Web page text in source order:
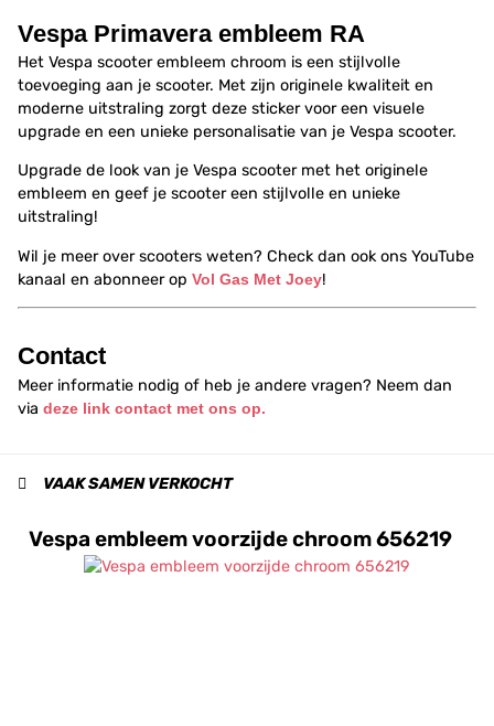
Vespa Primavera embleem RA
Het Vespa scooter embleem chroom is een stijlvolle
toevoeging aan je scooter. Met zijn originele kwaliteit en
moderne uitstraling zorgt deze sticker voor een visuele
upgrade en een unieke personalisatie van je Vespa scooter.
Upgrade de look van je Vespa scooter met het originele
embleem en geef je scooter een stijlvolle en unieke
uitstraling!
Wil je meer over scooters weten? Check dan ook ons YouTube
kanaal en abonneer op Vol Gas Met Joey!
Contact
Meer informatie nodig of heb je andere vragen? Neem dan
via deze link contact met ons op.
VAAK SAMEN VERKOCHT
Vespa embleem voorzijde chroom 656219